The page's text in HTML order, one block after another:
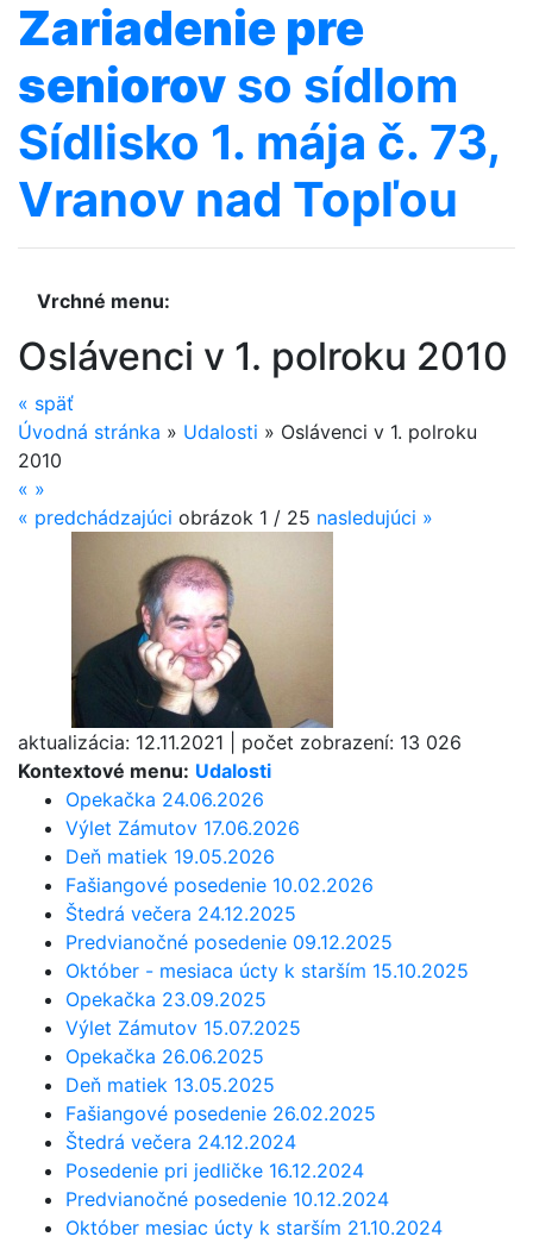
Zariadenie pre
seniorov so sídlom
Sídlisko 1. mája č. 73,
Vranov nad Topľou
Vrchné menu:
Kontextové menu: Udalosti
Opekačka 24.06.2026
Výlet Zámutov 17.06.2026
Deň matiek 19.05.2026
Fašiangové posedenie 10.02.2026
Štedrá večera 24.12.2025
Predvianočné posedenie 09.12.2025
Október - mesiaca úcty k starším 15.10.2025
Opekačka 23.09.2025
Výlet Zámutov 15.07.2025
Opekačka 26.06.2025
Deň matiek 13.05.2025
Fašiangové posedenie 26.02.2025
Štedrá večera 24.12.2024
Posedenie pri jedličke 16.12.2024
Predvianočné posedenie 10.12.2024
Október mesiac úcty k starším 21.10.2024
Oslávenci v 1. polroku 2010
« späť
Úvodná stránka » Udalosti » Oslávenci v 1. polroku
2010
« »
« predchádzajúci obrázok 1 / 25 nasledujúci »
aktualizácia: 12.11.2021 počet zobrazení: 13 026